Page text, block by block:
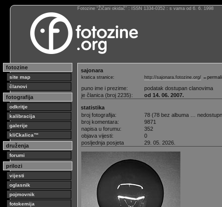
Fotozine “Žičani okidač” : ISSN 1334-0352 : s vama od 6. 6. 1998
fotozine
site map
članovi
fotografija
odkritje
kalibracija
galerije
kliCkalica™
druženja
forumi
prilozi
vijesti
oglasnik
pojmovnik
fotokemija
sajonara
kratica stranice: http://sajonara.fotozine.org/
puno ime i prezime:
podatak dostupan clanovima
je članica (broj 2235):
od 14. 06. 2007.
statistika
broj fotografija:
78 (78 bez albuma …
broj komentara:
9871
napisa u forumu:
352
objava vijesti:
0
posljednja posjeta
29. 05. 2026.